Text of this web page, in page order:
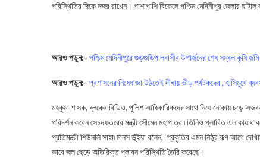
পরিস্থিতির দিকে নজর রাখেন। পাশাপাশি বিকেলে পশ্চিম মেদিনীপুর জেলার
আরও পড়ুন:- পশ্চিম মেদিনীপুরে গুড়গুড়িপালবাসীর উপার্জনের শেষ সম্বল কৃষি
আরও পড়ুন:- প্রশাসনের নিষেধাজ্ঞা উঠতেই দীঘায় ভীড় পর্যটকদের , হাসিমুখে
মহকুমা শাসক, ব্লকের বিডিও, পুলিশ আধিকারিকদের সাথে নিয়ে নৌকায় চড়ে
পরিদর্শন করেন সেচদফতরের মন্ত্রী সৌমেন মহাপাত্র ৷ তিনিও প্লাবিত এলাকায়
প্রতিমন্ত্রী শিউনলি সাহা৷ মানস ভূঁইয়া বলেন, ‘প্রকৃতির এমন নিষ্ঠুর রূপ আগে
ভাবে জল ছেড়ে অতিরিক্ত প্লাবন পরিস্থিতি তৈরি করেছে।